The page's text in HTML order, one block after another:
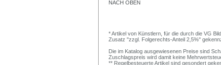
NACH OBEN
* Artikel von Künstlern, für die durch die VG
Zusatz "zzgl. Folgerechts-Anteil 2,5%"
Die im Katalog ausgewiesenen Preise sind
Zuschlagspreis wird damit keine
** Regelbesteuerte Artikel sind gesondert